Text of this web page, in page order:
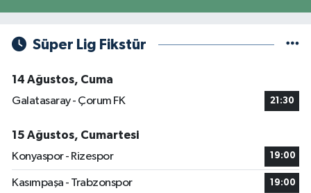
Süper Lig Fikstür
14 Ağustos, Cuma
Galatasaray - Çorum FK
21:30
15 Ağustos, Cumartesi
Konyaspor - Rizespor
19:00
Kasımpaşa - Trabzonspor 19:00